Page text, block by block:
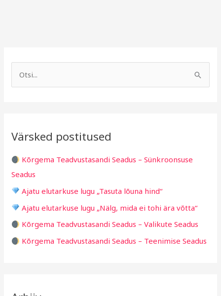
c
f
o
r
:
Värsked postitused
Kõrgema Teadvustasandi Seadus – Sünkroonsuse
Seadus
Ajatu elutarkuse lugu „Tasuta lõuna hind“
Ajatu elutarkuse lugu „Nälg, mida ei tohi ära võtta“
Kõrgema Teadvustasandi Seadus – Valikute Seadus
Kõrgema Teadvustasandi Seadus – Teenimise Seadus
g
i
d